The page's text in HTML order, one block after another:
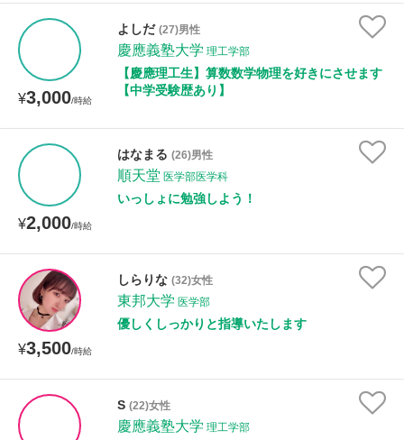
¥3,000/時給
よしだ (27)男性
慶應義塾大学 理工学部
【慶應理工生】算数数学物理を好きにさせます
【中学受験歴あり】
¥2,000/時給
はなまる (26)男性
順天堂 医学部医学科
いっしょに勉強しよう！
¥3,500/時給
しらりな (32)女性
東邦大学 医学部
優しくしっかりと指導いたします
S (22)女性
慶應義塾大学 理工学部